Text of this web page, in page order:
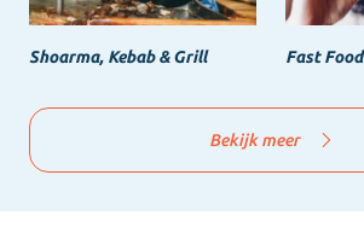
Shoarma, Kebab & Grill Fast Food
Bekijk meer